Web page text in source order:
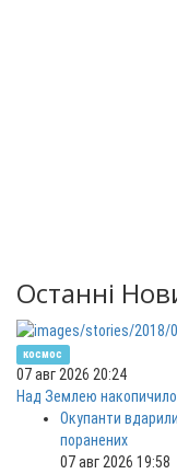
Останні
космос
07 авг 2026 20:24
Над Землею
Окупанти
поранених
07 авг 2026 19:58